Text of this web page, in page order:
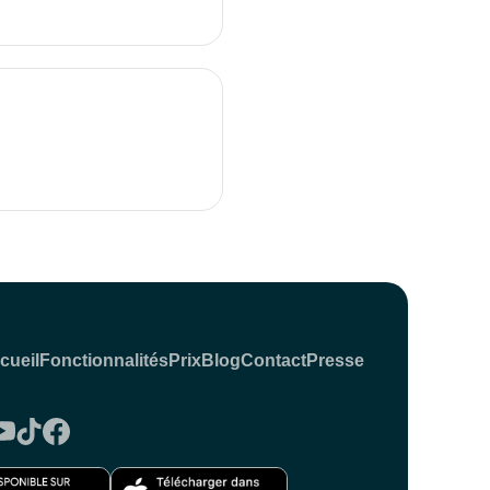
FonctionnalitésPrixBlogContactPresse